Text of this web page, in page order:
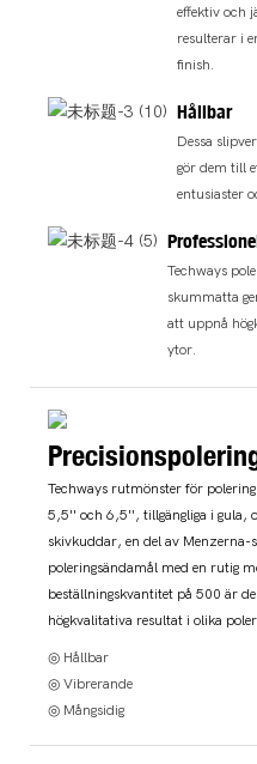
effektiv och
resulterar i
finish.
Hållbar
Dessa
gör dem till
entusiaster
Techways
skummatta
att uppnå
ytor.
Techways rutmönster för
5,5'' och 6,5'', tillgängliga i gula,
skivkuddar, en del av Menzerna-
poleringsändamål med en rutig
beställningskvantitet på 500 är
högkvalitativa resultat i olika
◎ Hållbar
◎ Vibrerande
◎ Mångsidig